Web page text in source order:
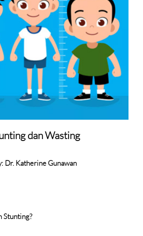
dan Wasting
Dr. Katherine Gunawan
Stunting?